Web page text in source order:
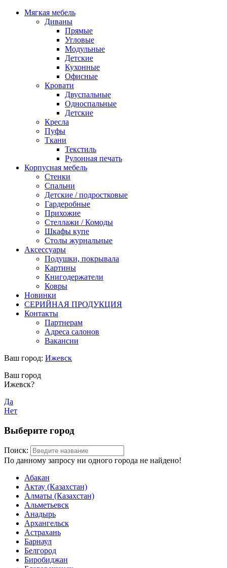
Мягкая мебель
Диваны
Прямые
Угловые
Модульные
Детские
Кухонные
Офисные
Кровати
Двуспальные
Односпальные
Детские
Кресла
Пуфы
Ткани
Текстиль
Рулонная печать
Корпусная мебель
Стенки
Спальни
Детские / подростковые
Гардеробные
Прихожие
Стеллажи / Комоды
Шкафы купе
Столы журнальные
Аксессуары
Подушки, покрывала
Картины
Книгодержатели
Ковры
Новинки
СЕРИЙНАЯ ПРОДУКЦИЯ
Контакты
Партнерам
Адреса салонов
Вакансии
Ваш город: Ижевск
Ваш город
Ижевск?
Да
Нет
Выберите город
Поиск:
По данному запросу ни одного города не найдено!
Абакан
Актау (Казахстан)
Алматы (Казахстан)
Альметьевск
Анадырь
Архангельск
Астрахань
Барнаул
Белгород
Биробиджан